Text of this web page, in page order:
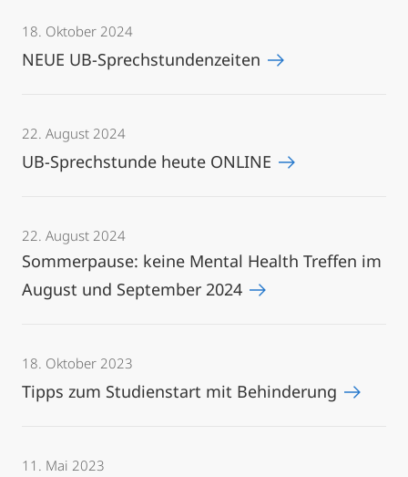
18. Oktober 2024
NEUE UB-Sprechstundenzeiten
22. August 2024
UB-Sprechstunde heute ONLINE
22. August 2024
Sommerpause: keine Mental Health Treffen im
August und September 2024
18. Oktober 2023
Tipps zum Studienstart mit Behinderung
11. Mai 2023